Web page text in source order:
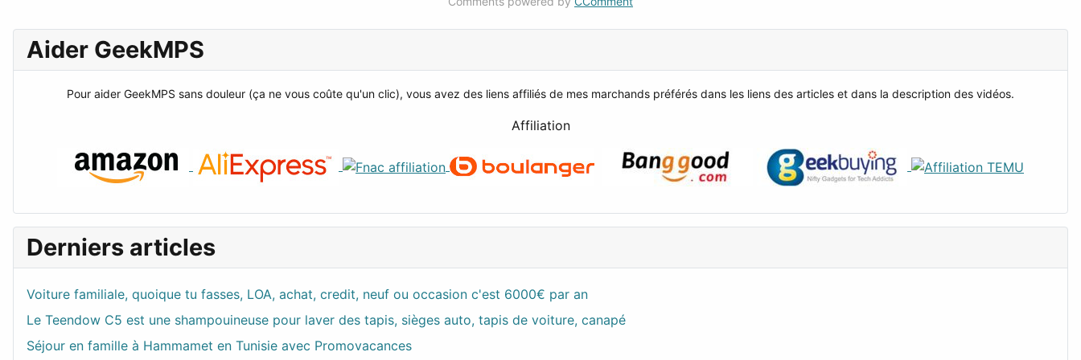
Aider GeekMPS
Pour aider GeekMPS sans douleur (ça ne vous coûte qu'un clic), vous avez des liens affiliés de mes marchands préférés dans les liens des articles et dans la description des vidéos.
Affiliation
Derniers articles
Voiture familiale, quoique tu fasses, LOA, achat, credit, neuf ou occasion c'est 6000€ par an
Le Teendow C5 est une shampouineuse pour laver des tapis, sièges auto, tapis de voiture, canapé
Séjour en famille à Hammamet en Tunisie avec Promovacances